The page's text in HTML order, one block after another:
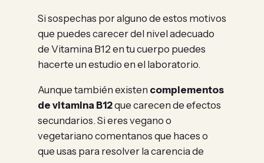
Si sospechas por alguno de estos motivos
que puedes carecer del nivel adecuado
de Vitamina B12 en tu cuerpo puedes
hacerte un estudio en el laboratorio.
Aunque también existen complementos
de vitamina B12que carecen de efectos
secundarios. Si eres vegano o
vegetariano comentanos que haces o
que usas para resolver la carencia de